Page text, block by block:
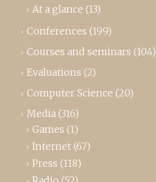
At a glance (13)
Conferences (199)
Courses and seminars (104)
Evaluations (2)
Computer Science (20)
Media (316)
Games (1)
Internet (67)
Press (118)